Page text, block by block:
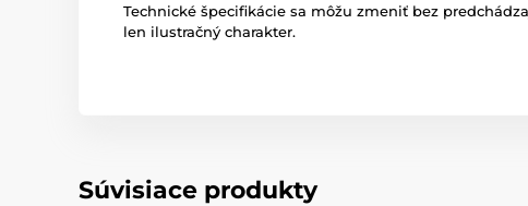
Technické špecifikácie sa môžu zmeniť bez
len ilustračný charakter.
Súvisiace produkty